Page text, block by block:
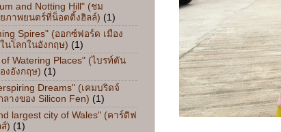
and Notting Hill" (ชม
าพยนตร์ที่น็อตติ้งฮิลล์) (1)
Spires" (ออกซ์ฟอร์ด เมือง
นโลกในอังกฤษ) (1)
Watering Places" (ไบรท์ตัน
งอังกฤษ) (1)
Dreams" (เคมบริดจ์
างของ Silicon Fen) (1)
largest city of Wales" (คาร์ดิฟ
) (1)